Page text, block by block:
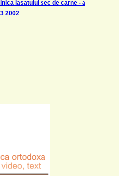
lasatului sec de carne - a
2002